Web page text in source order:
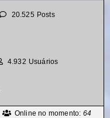
20.525 Posts
4.932 Usuários
Online no momento: 64